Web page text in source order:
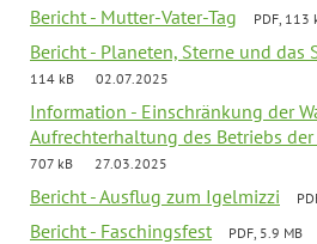
Bericht - Mutter-Vater-Tag PDF, 113
Bericht - Planeten, Sterne und das
114 kB
02.07.2025
Information - Einschränkung der
Aufrechterhaltung des Betriebs
707 kB
27.03.2025
Bericht - Ausflug zum Igelmizzi
Bericht - Faschingsfest PDF, 5.9 MB